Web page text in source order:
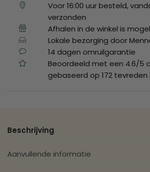
Voor 16:00 uur besteld,
verzonden
Afhalen in de winkel is
Lokale bezorging door
14 dagen omruilgarantie
Beoordeeld met een 4.6/5
gebaseerd op 172 tevreden
Beschrijving
Aanvullende informatie